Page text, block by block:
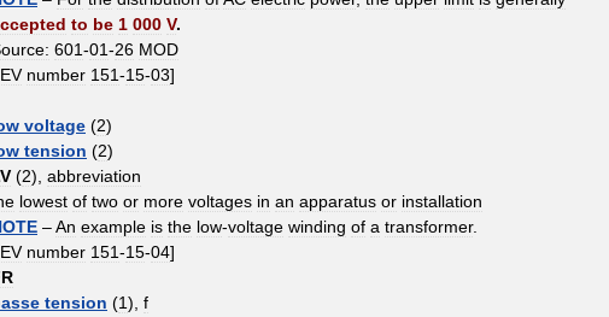
to be 1 000 V.
601-01-26 MOD
number 151-15-03]
voltage (2)
tension (2)
(2), abbreviation
lowest of two or more voltages in an apparatus or installation
–An example is the low-voltage winding of a transformer.
number 151-15-04]
tension (1), f